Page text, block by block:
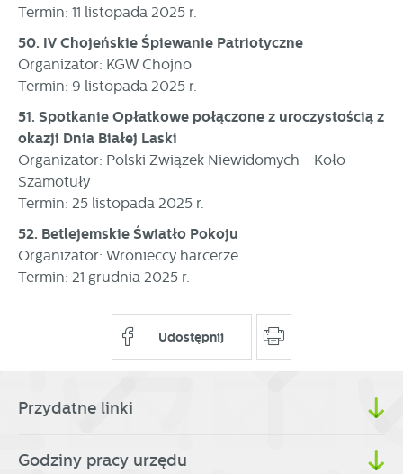
Termin: 11 listopada 2025 r.
50. IV Chojeńskie Śpiewanie Patriotyczne
Organizator: KGW Chojno
Termin: 9 listopada 2025 r.
51. Spotkanie Opłatkowe połączone z uroczystością z
okazji Dnia Białej Laski
Organizator: Polski Związek Niewidomych - Koło
Szamotuły
Termin: 25 listopada 2025 r.
52. Betlejemskie Światło Pokoju
Organizator: Wronieccy harcerze
Termin: 21 grudnia 2025 r.
Udostępnij
Przydatne linki
Godziny pracy urzędu